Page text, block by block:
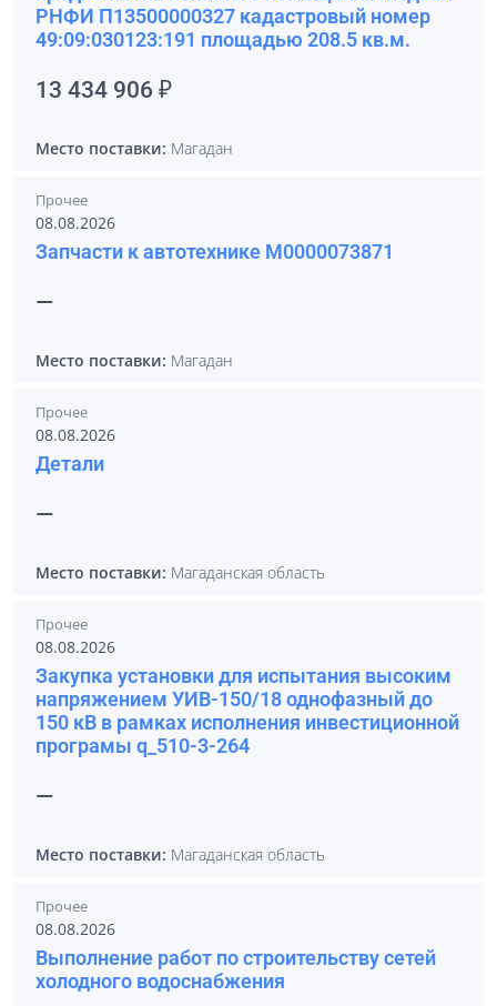
РНФИ П13500000327 кадастровый номер
49:09:030123:191 площадью 208.5 кв.м.
13 434 906 ₽
Место поставки: Магадан
Прочее
08.08.2026
Запчасти к автотехнике М0000073871
—
Место поставки: Магадан
Прочее
08.08.2026
Детали
—
Место поставки: Магаданская область
Прочее
08.08.2026
Закупка установки для испытания высоким
напряжением УИВ-150/18 однофазный до
150 кВ в рамках исполнения инвестиционной
програмы q_510-3-264
—
Место поставки: Магаданская область
Прочее
08.08.2026
Выполнение работ по строительству сетей
холодного водоснабжения